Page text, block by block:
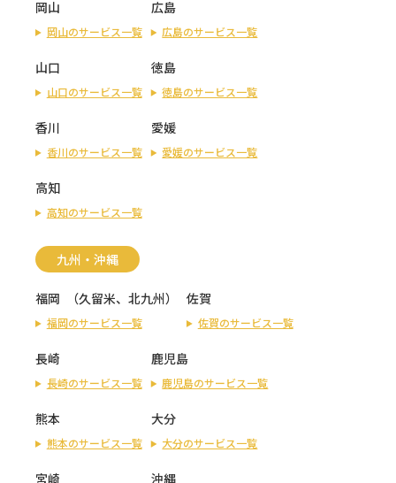
岡山
岡山のサービス一覧
広島
広島のサービス一覧
山口
山口のサービス一覧
徳島
徳島のサービス一覧
香川
香川のサービス一覧
愛媛
愛媛のサービス一覧
高知
高知のサービス一覧
九州・沖縄
福岡 （久留米、 北九州）
福岡のサービス一覧
佐賀
佐賀のサービス一覧
長崎
長崎のサービス一覧
鹿児島
鹿児島のサービス一覧
熊本
熊本のサービス一覧
大分
大分のサービス一覧
宮崎 沖縄